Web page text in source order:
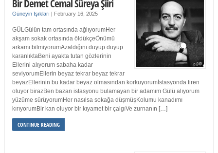
Bir Demet Cemal Süreya Şiiri
Güneyin Işıkları | February 16, 2025
GÜLGülün tam ortasında ağlıyorumHer
akşam sokak ortasında öldükçeÖnümü
arkamı bilmiyorumAzaldığını duyup duyup
karanlıktaBeni ayakta tutan gözlerinin
Ellerini alıyorum sabaha kadar
seviyorumEllerin beyaz tekrar beyaz tekrar
beyazEllerinin bu kadar beyaz olmasından korkuyorumİstasyonda tiren
oluyor birazBen bazan istasyonu bulamayan bir adamım Gülü alıyorum
yüzüme sürüyorumHer nasılsa sokağa düşmüşKolumu kanadımı
kırıyorumBir kan oluyor bir kıyamet bir çalgıVe zurnanın […]
CONTINUE READING